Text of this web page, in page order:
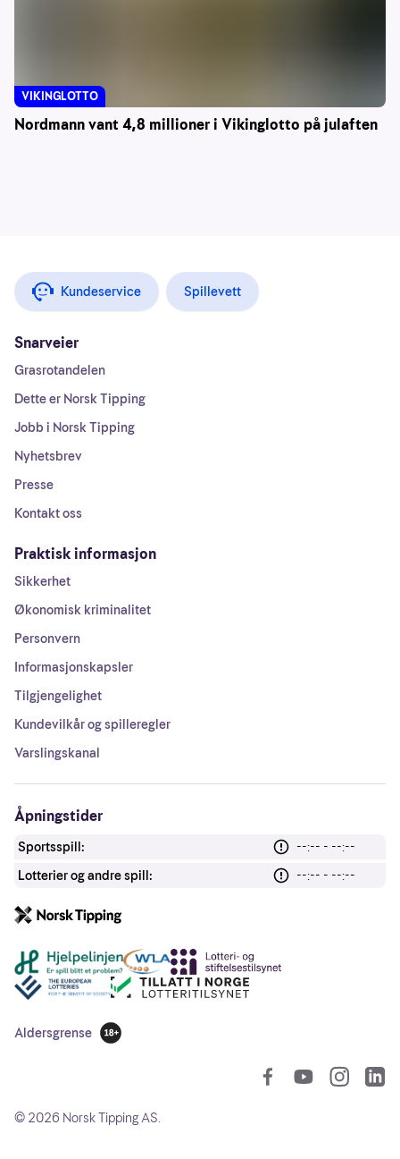
Nordmann vant 4,8 millioner i Vikinglotto på julaften
VIKINGLOTTO
Kundeservice Spillevett
Snarveier
Grasrotandelen
Dette er Norsk Tipping
Jobb i Norsk Tipping
Nyhetsbrev
Presse
Kontakt oss
Praktisk informasjon
Sikkerhet
Økonomisk kriminalitet
Personvern
Informasjonskapsler
Tilgjengelighet
Kundevilkår og spilleregler
Varslingskanal
Åpningstider
Sportsspill:
--:-- - --:--
Lotterier og andre spill:
--:-- - --:--
Andre lenker
Aldersgrense
18 år
© 2026 Norsk Tipping AS.